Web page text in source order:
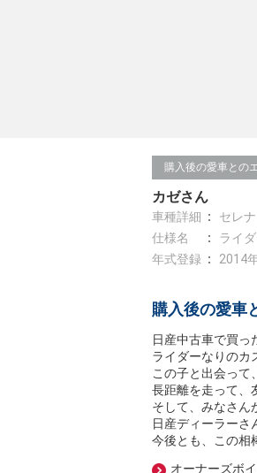
購入後の愛車との
カゼさん
車種詳細
セレナ
仕様名
ライ
年式登録
2014
購入後の愛車
日産中古車で買っ
ライダーなりのカ
この子と出会って
長距離を走って、
そして、みなさん
日産ディーラーさ
今後とも、この相
オーナーズボ